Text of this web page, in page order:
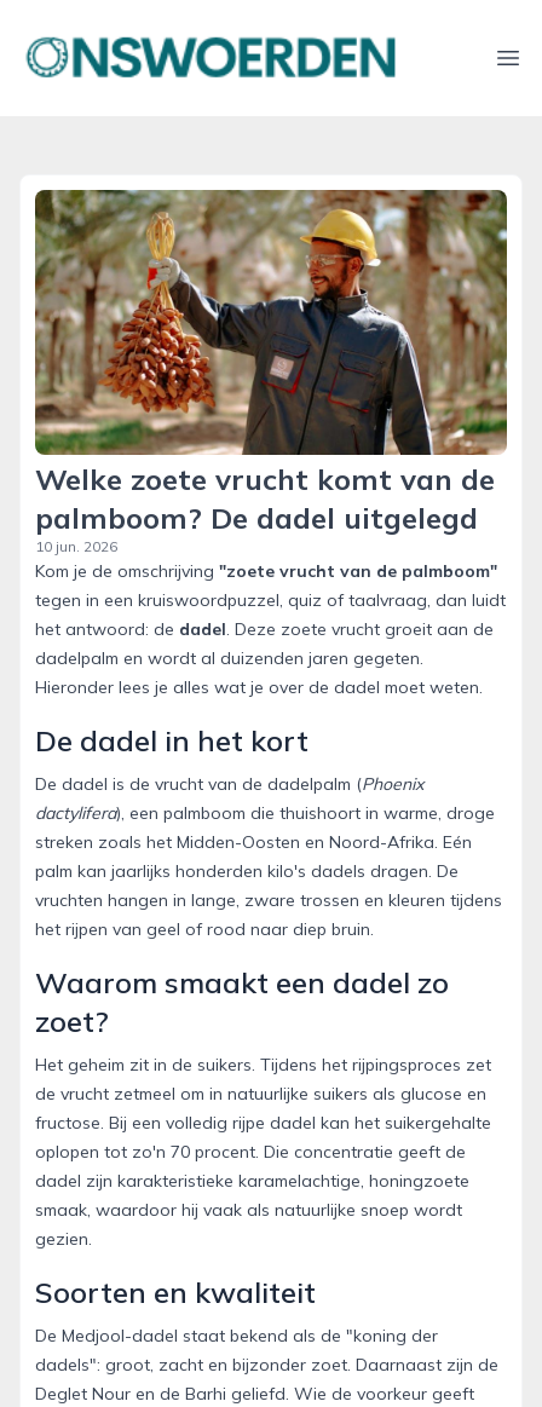
onswoerden.nl
Welke zoete vrucht komt van de
palmboom? De dadel uitgelegd
10 jun. 2026
Kom je de omschrijving "zoete vrucht van de palmboom"
tegen in een kruiswoordpuzzel, quiz of taalvraag, dan luidt
het antwoord: de dadel. Deze zoete vrucht groeit aan de
dadelpalm en wordt al duizenden jaren gegeten.
Hieronder lees je alles wat je over de dadel moet weten.
De dadel in het kort
De dadel is de vrucht van de dadelpalm (Phoenix
dactylifera), een palmboom die thuishoort in warme, droge
streken zoals het Midden-Oosten en Noord-Afrika. Eén
palm kan jaarlijks honderden kilo's dadels dragen. De
vruchten hangen in lange, zware trossen en kleuren tijdens
het rijpen van geel of rood naar diep bruin.
Waarom smaakt een dadel zo
zoet?
Het geheim zit in de suikers. Tijdens het rijpingsproces zet
de vrucht zetmeel om in natuurlijke suikers als glucose en
fructose. Bij een volledig rijpe dadel kan het suikergehalte
oplopen tot zo'n 70 procent. Die concentratie geeft de
dadel zijn karakteristieke karamelachtige, honingzoete
smaak, waardoor hij vaak als natuurlijke snoep wordt
gezien.
Soorten en kwaliteit
De Medjool-dadel staat bekend als de "koning der
dadels": groot, zacht en bijzonder zoet. Daarnaast zijn de
Deglet Nour en de Barhi geliefd. Wie de voorkeur geeft